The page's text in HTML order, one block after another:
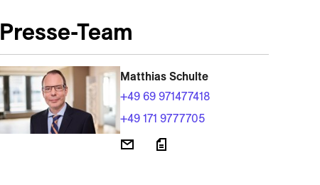
Presse-Team
Matthias Schulte
+49 69 971477418
+49 171 9777705